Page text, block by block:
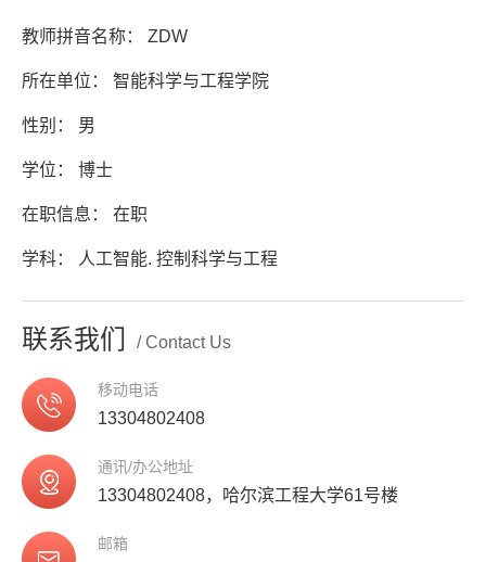
教师拼音名称： ZDW
所在单位： 智能科学与工程学院
性别： 男
学位： 博士
在职信息： 在职
学科： 人工智能. 控制科学与工程
联系我们 / Contact Us
移动电话
13304802408
通讯/办公地址
13304802408，哈尔滨工程大学61号楼
邮箱